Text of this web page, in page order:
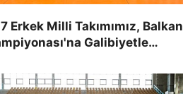
Erkek Milli Takımımız, Balkan
Galibiyetle